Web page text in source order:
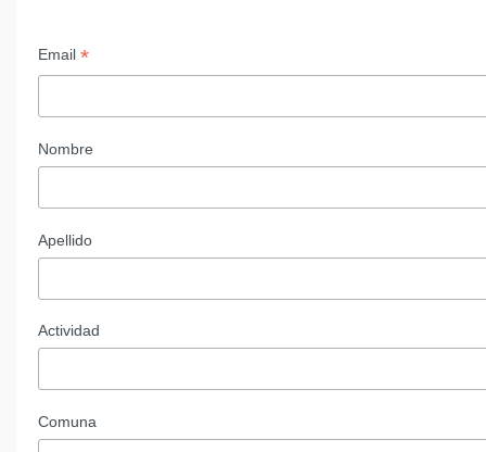
Email *
Nombre
Apellido
Actividad
Comuna